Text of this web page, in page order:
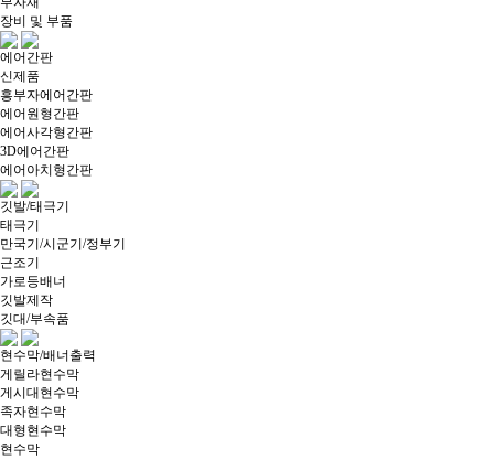
장비 및 부품
에어간판
신제품
흥부자에어간판
에어원형간판
에어사각형간판
3D에어간판
에어아치형간판
깃발/태극기
태극기
만국기/시군기/정부기
근조기
가로등배너
깃발제작
깃대/부속품
현수막/배너출력
게릴라현수막
게시대현수막
족자현수막
대형현수막
현수막